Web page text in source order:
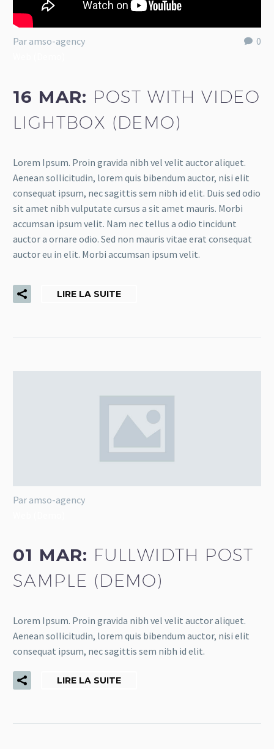
0
Par amso-agency
16 MAR: POST WITH VIDEO
LIGHTBOX (DEMO)
Lorem Ipsum. Proin gravida nibh vel velit auctor aliquet.
Aenean sollicitudin, lorem quis bibendum auctor, nisi elit
consequat ipsum, nec sagittis sem nibh id elit. Duis sed odio
sit amet nibh vulputate cursus a sit amet mauris. Morbi
accumsan ipsum velit. Nam nec tellus a odio tincidunt
auctor a ornare odio. Sed non mauris vitae erat consequat
auctor eu in elit. Morbi accumsan ipsum velit.
LIRE LA SUITE
Par amso-agency
01 MAR: FULLWIDTH POST
SAMPLE (DEMO)
Lorem Ipsum. Proin gravida nibh vel velit auctor aliquet.
Aenean sollicitudin, lorem quis bibendum auctor, nisi elit
consequat ipsum, nec sagittis sem nibh id elit.
LIRE LA SUITE